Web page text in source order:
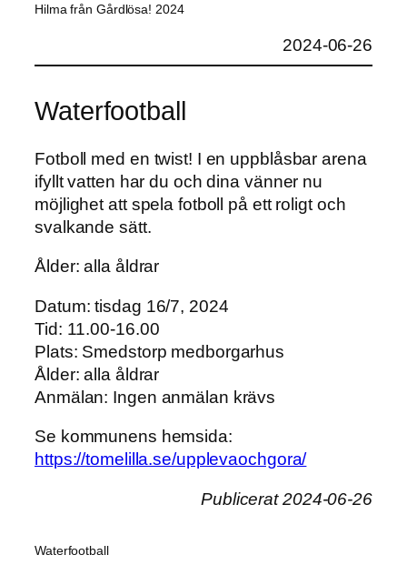
Hilma från Gårdlösa! 2024
2024-06-26
Waterfootball
Fotboll med en twist! I en uppblåsbar arena
ifyllt vatten har du och dina vänner nu
möjlighet att spela fotboll på ett roligt och
svalkande sätt.
Ålder: alla åldrar
Datum: tisdag 16/7, 2024
Tid: 11.00-16.00
Plats: Smedstorp medborgarhus
Ålder: alla åldrar
Anmälan: Ingen anmälan krävs
Se kommunens hemsida:
https://tomelilla.se/upplevaochgora/
Publicerat 2024-06-26
Waterfootball